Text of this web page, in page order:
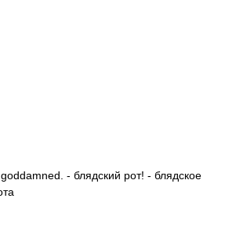
- блядский рот! - блядское